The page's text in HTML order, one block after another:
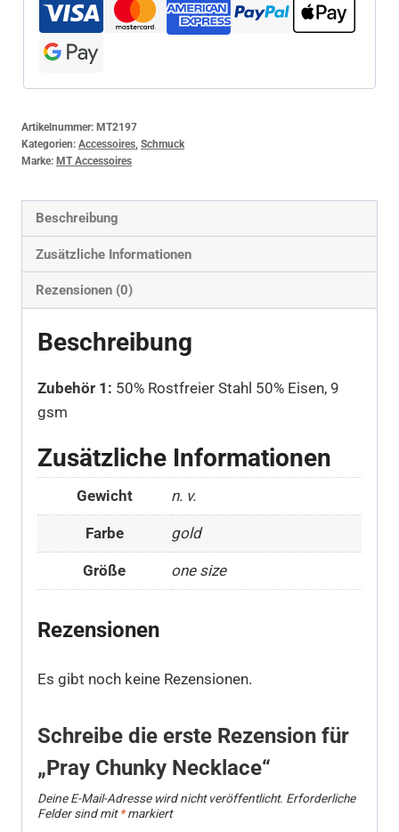
Artikelnummer: MT2197
Kategorien: Accessoires Schmuck
Marke: MT Accessoires
Beschreibung
Zusätzliche Informationen
Rezensionen (0)
Beschreibung
Zubehör 1: 50% Rostfreier Stahl 50% Eisen, 9
gsm
Zusätzliche Informationen
Gewicht n. v.
Farbe gold
Größe one size
Rezensionen
Es gibt noch keine Rezensionen.
Schreibe die erste Rezension für
„Pray Chunky Necklace“
Deine E-Mail-Adresse wird nicht veröffentlicht. Erforderliche
Felder sind mit*markiert